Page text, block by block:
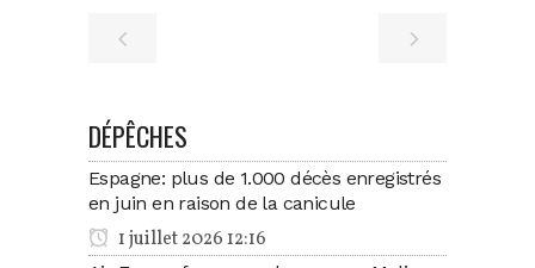
DÉPÊCHES
Espagne: plus de 1.000 décès enregistrés
en juin en raison de la canicule
1 juillet 2026 12:16